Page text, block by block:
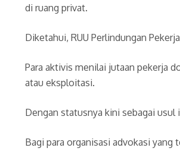
di ruang privat.
Diketahui, RUU Perlindungan
Para aktivis menilai jutaan pekerja
atau eksploitasi.
Dengan statusnya kini sebagai
Bagi para organisasi advokasi yang